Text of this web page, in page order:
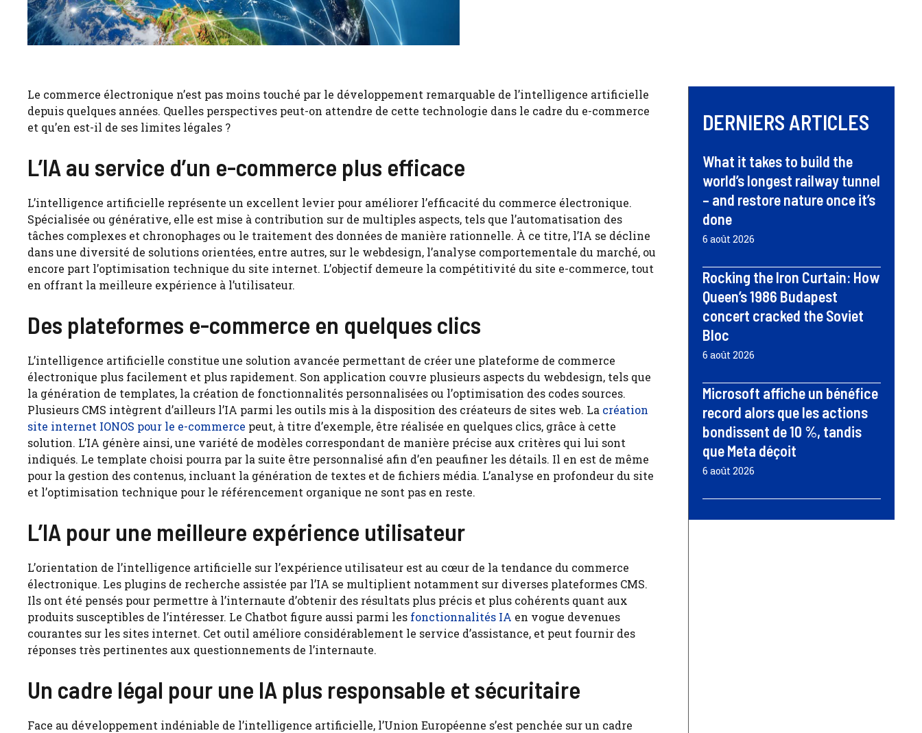
Le commerce électronique n’est pas moins touché par le développement remarquable de l’intelligence artificielle
depuis quelques années. Quelles perspectives peut-on attendre de cette technologie dans le cadre du e-commerce
et qu’en est-il de ses limites légales ?
L’IA au service d’un e-commerce plus efficace
L’intelligence artificielle représente un excellent levier pour améliorer l’efficacité du commerce électronique.
Spécialisée ou générative, elle est mise à contribution sur de multiples aspects, tels que l’automatisation des
tâches complexes et chronophages ou le traitement des données de manière rationnelle. À ce titre, l’IA se décline
dans une diversité de solutions orientées, entre autres, sur le webdesign, l’analyse comportementale du marché, ou
encore part l’optimisation technique du site internet. L’objectif demeure la compétitivité du site e-commerce, tout
en offrant la meilleure expérience à l’utilisateur.
Des plateformes e-commerce en quelques clics
L’intelligence artificielle constitue une solution avancée permettant de créer une plateforme de commerce
électronique plus facilement et plus rapidement. Son application couvre plusieurs aspects du webdesign, tels que
la génération de templates, la création de fonctionnalités personnalisées ou l’optimisation des codes sources.
Plusieurs CMS intègrent d’ailleurs l’IA parmi les outils mis à la disposition des créateurs de sites web. La création
site internet IONOS pour le e-commerce peut, à titre d’exemple, être réalisée en quelques clics, grâce à cette
solution. L’IA génère ainsi, une variété de modèles correspondant de manière précise aux critères qui lui sont
indiqués. Le template choisi pourra par la suite être personnalisé afin d’en peaufiner les détails. Il en est de même
pour la gestion des contenus, incluant la génération de textes et de fichiers média. L’analyse en profondeur du site
et l’optimisation technique pour le référencement organique ne sont pas en reste.
L’IA pour une meilleure expérience utilisateur
L’orientation de l’intelligence artificielle sur l’expérience utilisateur est au cœur de la tendance du commerce
électronique. Les plugins de recherche assistée par l’IA se multiplient notamment sur diverses plateformes CMS.
Ils ont été pensés pour permettre à l’internaute d’obtenir des résultats plus précis et plus cohérents quant aux
produits susceptibles de l’intéresser. Le Chatbot figure aussi parmi les fonctionnalités IA en vogue devenues
courantes sur les sites internet. Cet outil améliore considérablement le service d’assistance, et peut fournir des
réponses très pertinentes aux questionnements de l’internaute.
Un cadre légal pour une IA plus responsable et sécuritaire
Face au développement indéniable de l’intelligence artificielle, l’Union Européenne s’est penchée sur un cadre
DERNIERS ARTICLES
What it takes to build the
world’s longest railway tunnel
– and restore nature once it’s
done
6 août 2026
Rocking the Iron Curtain: How
Queen’s 1986 Budapest
concert cracked the Soviet
Bloc
6 août 2026
Microsoft affiche un bénéfice
record alors que les actions
bondissent de 10 %, tandis
que Meta déçoit
6 août 2026